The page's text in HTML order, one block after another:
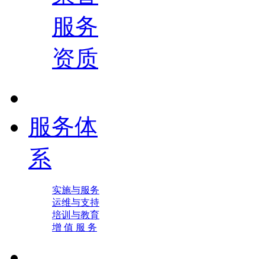
服务
资质
服务体
系
实施与服务
运维与支持
培训与教育
增 值 服 务